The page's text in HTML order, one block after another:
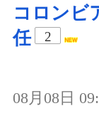
コロンビ
任
2
08月08日